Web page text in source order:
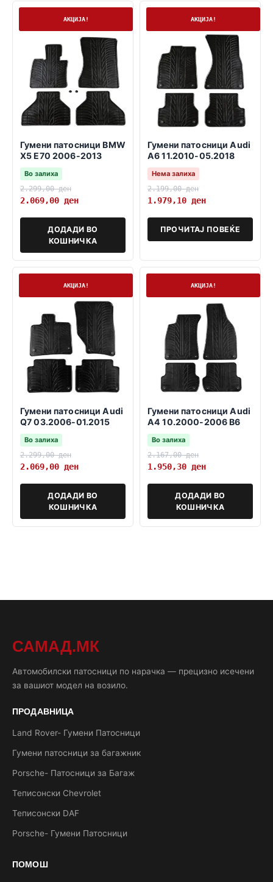
АКЦИЈА!
Гумени патосници BMW
X5 E70 2006-2013
Во залиха
2.299,00ден
2.069,00 ден
ДОДАДИ ВО
КОШНИЧКА
Нема залихаАКЦИЈА!
Гумени патосници Audi
A6 11.2010-05.2018
Нема залиха
2.199,00ден
1.979,10 ден
ПРОЧИТАЈ ПОВЕЌЕ
АКЦИЈА!
Гумени патосници Audi
Q7 03.2006-01.2015
Во залиха
2.299,00ден
2.069,00 ден
ДОДАДИ ВО
КОШНИЧКА
АКЦИЈА!
Гумени патосници Audi
A4 10.2000-2006 B6
Во залиха
2.167,00ден
1.950,30 ден
ДОДАДИ ВО
КОШНИЧКА
САМАД.МК
Автомобилски патосници по нарачка — прецизно исечени
за вашиот модел на возило.
ПРОДАВНИЦА
Land Rover- Гумени Патосници
Гумени патосници за багажник
Porsche- Патосници за Багаж
Теписонски Chevrolet
Теписонски DAF
Porsche- Гумени Патосници
ПОМОШ